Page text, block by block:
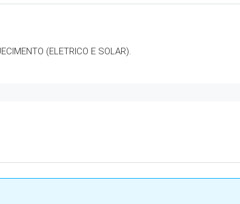
(ELETRICO E SOLAR).